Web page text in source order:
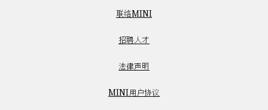
联络MINI
招聘人才
法律声明
MINI用户协议